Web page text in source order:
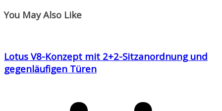
You May Also Like
Lotus V8-Konzept mit 2+2-Sitzanordnung und
gegenläufigen Türen